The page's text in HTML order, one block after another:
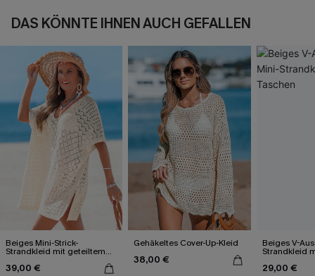
DAS KÖNNTE IHNEN AUCH GEFALLEN
Beiges Mini-Strick-
Strandkleid mit geteiltem
39,00 €
Gehäkeltes Cover-Up-Kleid
38,00 €
Beiges V-
Strandkleid
29,00 €